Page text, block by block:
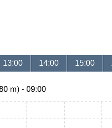
13:00 14:00 15:00